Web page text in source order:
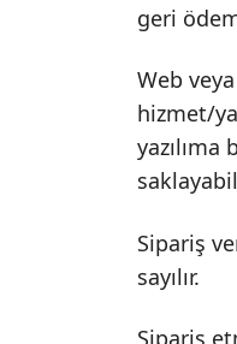
geri
Web
hizmet/
yazılıma
Sipariş
sayılır.
Sipariş